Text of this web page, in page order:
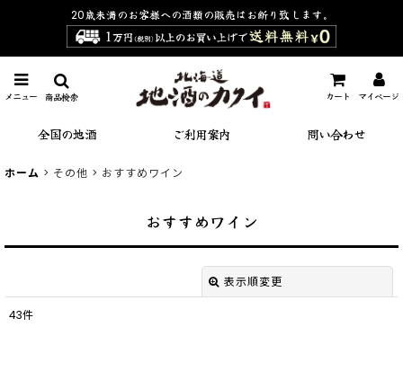
20歳未満のお客様への酒類の販売は お断り致します。
メニュー カート マイページ
全国の地酒 ご利用案内 問い合わせ
商品検索
ホーム > その他 > おすすめワイン
おすすめワイン
表示順変更
43件